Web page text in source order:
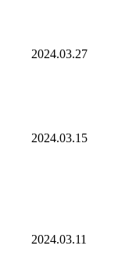
2024.03.27
2024.03.15
2024.03.11